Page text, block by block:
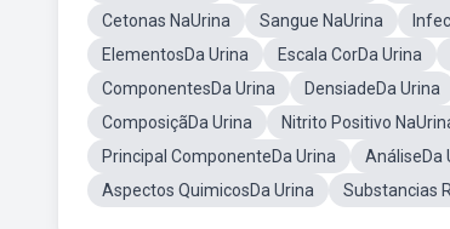
Cetonas NaUrina
Sangue NaUrina
ElementosDa Urina
Escala CorDa Urina
ComponentesDa Urina
DensiadeDa Urina
ComposiçãDa Urina
Nitrito Positivo
Principal ComponenteDa Urina
AnáliseDa
Aspectos QuimicosDa Urina
Substancias